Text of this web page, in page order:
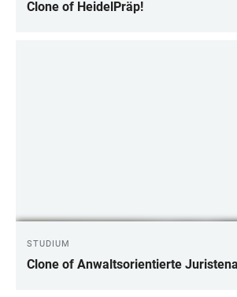
Clone of HeidelPräp!
STUDIUM
Clone of Anwaltsorientierte